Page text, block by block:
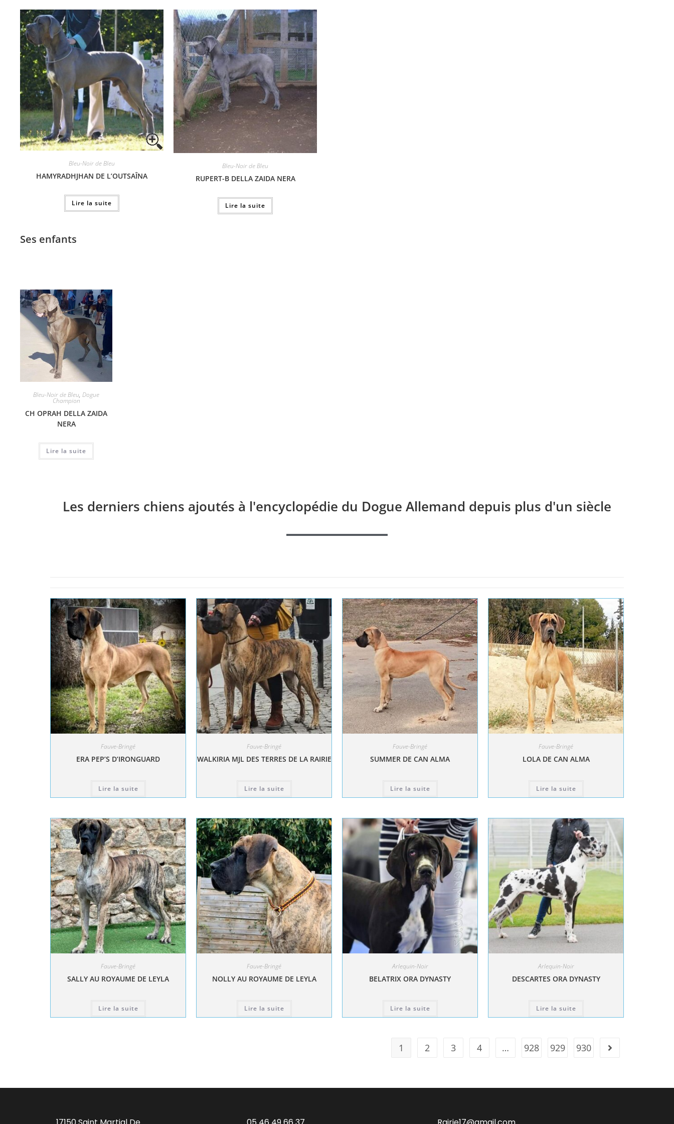
Bleu-Noir de Bleu
HAMYRADHJHAN DE L’OUTSAÎNA
Lire la suite
Bleu-Noir de Bleu
RUPERT-B DELLA ZAIDA NERA
Lire la suite
Ses enfants
Bleu-Noir de Bleu, Dogue
Champion
CH OPRAH DELLA ZAIDA
NERA
Lire la suite
Les derniers chiens ajoutés à l'encyclopédie du Dogue Allemand depuis plus d'un siècle
Fauve-Bringé
ERA PEP’S D’IRONGUARD
Lire la suite
Fauve-Bringé
WALKIRIA MJL DES TERRES DE LA RAIRIE
Lire la suite
Fauve-Bringé
SUMMER DE CAN ALMA
Lire la suite
Fauve-Bringé
LOLA DE CAN ALMA
Lire la suite
Fauve-Bringé
SALLY AU ROYAUME DE LEYLA
Lire la suite
Fauve-Bringé
NOLLY AU ROYAUME DE LEYLA
Lire la suite
Arlequin-Noir
BELATRIX ORA DYNASTY
Lire la suite
Arlequin-Noir
DESCARTES ORA DYNASTY
Lire la suite
1 2 3 4 … 928 929 930